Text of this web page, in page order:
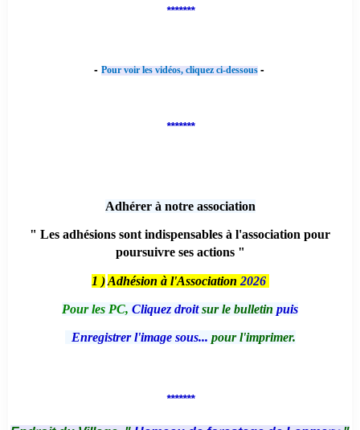
*******
- Pour voir les vidéos, cliquez ci-dessous -
*******
Adhérer à notre association
" Les adhésions sont indispensables à l'association pour
poursuivre ses actions "
1 ) Adhésion à l'Association 2026
Pour les PC, Cliquez droitsur le bulletin puis
Enregistrer l'image sous... pour l'imprimer.
*******